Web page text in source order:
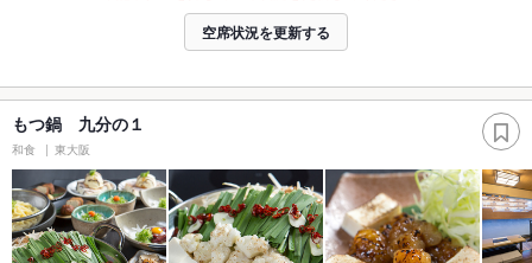
空席状況を更新する
もつ鍋 九分の１
和食 東大阪